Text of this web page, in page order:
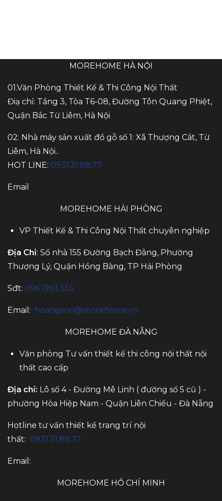
MOREHOME HÀ NỘI
01.Văn Phòng Thiết Kế & Thi Công Nội Thất
Điạ chỉ: Tầng 3, Tòa T6-08, Đường Tôn Quang Phiệt,
Quận Bắc Từ Liêm, Hà Nội
02: Nhà máy sản xuất đồ gỗ số 1: Xã Thượng Cát, Từ
Liêm, Hà Nội..
HOT LINE: 0931.31.88.77
Email
MOREHOME HẢI PHÒNG
VP Thiết Kế & Thi Công Nội Thất chuyên nghiệp
Địa Chỉ: Số nhà 155 Đường Bạch Đằng, Phường
Thượng Lý, Quận Hồng Bàng, TP Hải Phòng
Sđt: 096.1993.555
Email: hoangson@morehome.vn
MOREHOME ĐÀ NẴNG
Văn phòng Tư vấn thiết kế thi công nội thất nội
thất cao cấp
Địa chỉ: Lô số 4 - Đường Mê Linh ( đường số 5 cũ ) -
phường Hòa Hiệp Nam - Quận Liên Chiểu - Đà Nẵng
Hotline tư vấn thiết kế trang trí nội
thất: 0931.31.88.77
Email:
MOREHOME HỒ CHÍ MINH